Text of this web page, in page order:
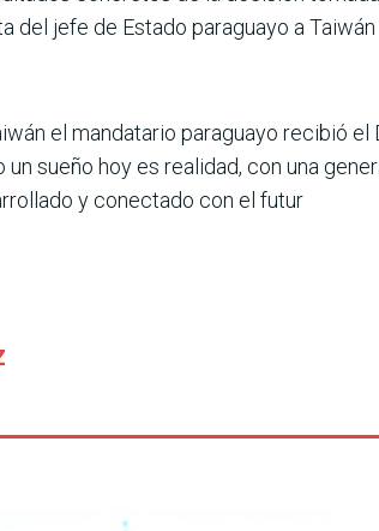
del jefe de Estado paraguayo a
el mandatario paraguayo recibió
sueño hoy es realidad, con una
y conectado con el futur